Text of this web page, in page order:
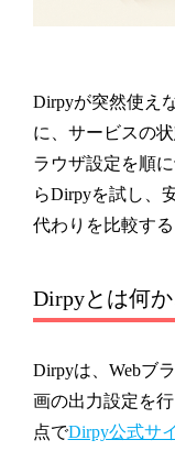
Dirpyが突然使え
に、サービスの
ラウザ設定を順
らDirpyを試し、
代わりを比較す
Dirpyとは何
Dirpyは、Webブ
画の出力設定を
点でDirpy公式サ